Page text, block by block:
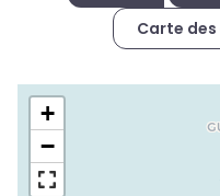
Carte des
+
−